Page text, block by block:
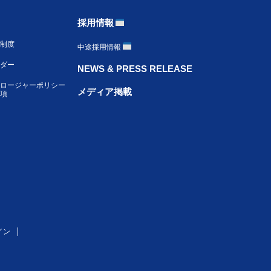
採用情報
度
ー
ージャーポリシー
中途採用情報
NEWS & PRESS RELEASE
メディア掲載
ン